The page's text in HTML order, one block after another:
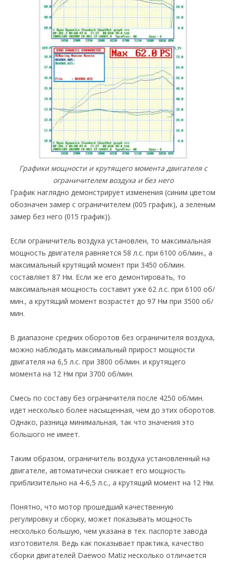
Графики мощности и крутящего момента двигателя с
ограничителем воздуха и без него
График наглядно демонстрирует изменения (синим цветом
обозначен замер с ограничителем (005 график), а зеленым
замер без него (015 график)).
Если ограничитель воздуха установлен, то максимальная
мощность двигателя равняется 58 л.с. при 6100 об/мин., а
максимальный крутящий момент при 3450 об/мин.
составляет 87 Нм. Если же его демонтировать, то
максимальная мощность составит уже 62 л.с. при 6100 об/
мин., а крутящий момент возрастет до 97 Нм при 3500 об/
мин.
В диапазоне средних оборотов без ограничителя воздуха,
можно наблюдать максимальный прирост мощности
двигателя на 6,5 л.с. при 3800 об/мин. и крутящего
момента на 12 Нм при 3700 об/мин.
Смесь по составу без ограничителя после 4250 об/мин.
идет несколько более насыщенная, чем до этих оборотов.
Однако, разница минимальная, так что значения это
большого не имеет.
Таким образом, ограничитель воздуха установленный на
двигателе, автоматически снижает его мощность
приблизительно на 4-6,5 л.с., а крутящий момент на 12 Нм.
Понятно, что мотор прошедший качественную
регулировку и сборку, может показывать мощность
несколько большую, чем указана в тех. паспорте завода
изготовителя. Ведь как показывает практика, качество
сборки двигателей Daewoo Matiz несколько отличается